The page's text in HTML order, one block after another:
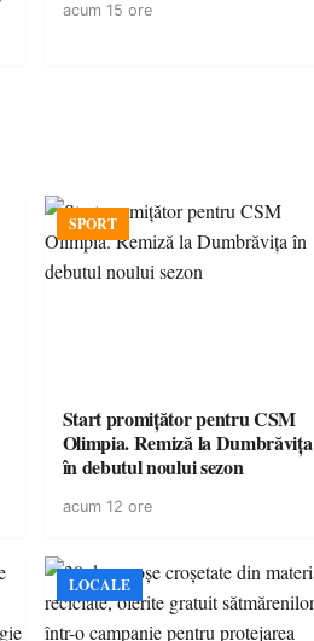
acum 15 ore
SPORT
Start promițător pentru CSM
Olimpia. Remiză la Dumbrăvița
în debutul noului sezon
acum 12 ore
LOCALE